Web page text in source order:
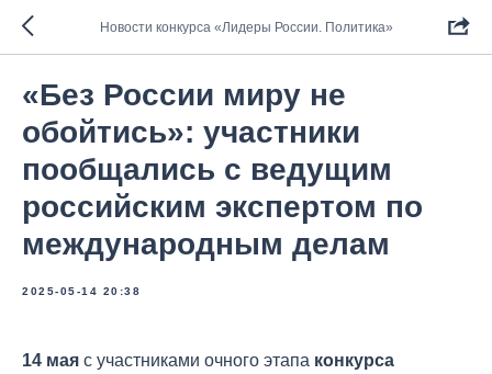
Новости конкурса «Лидеры России. Политика»
«Без России миру не
обойтись»: участники
пообщались с ведущим
российским экспертом по
международным делам
2025-05-14 20:38
14 мая с участниками очного этапа конкурса